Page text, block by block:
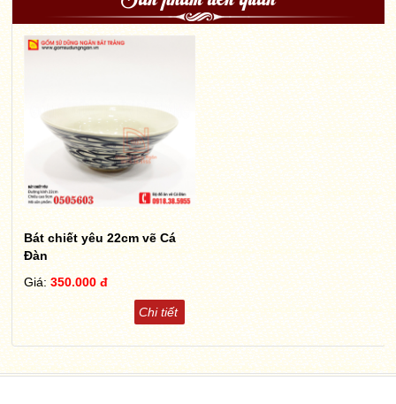
Bát chiết yêu 22cm vẽ Cá
Đàn
Giá:350.000 đ
Chi tiết